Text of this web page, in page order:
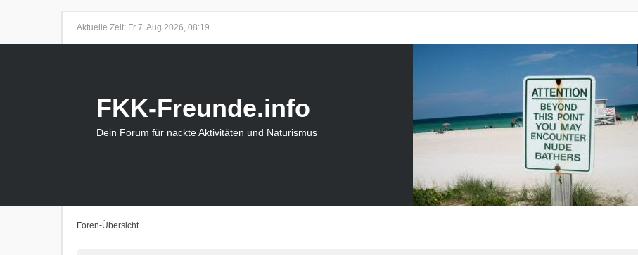
Aktuelle Zeit: Fr 7. Aug 2026, 08:19
FKK-Freunde.info
Dein Forum für nackte Aktivitäten und Naturismus
Foren-Übersicht